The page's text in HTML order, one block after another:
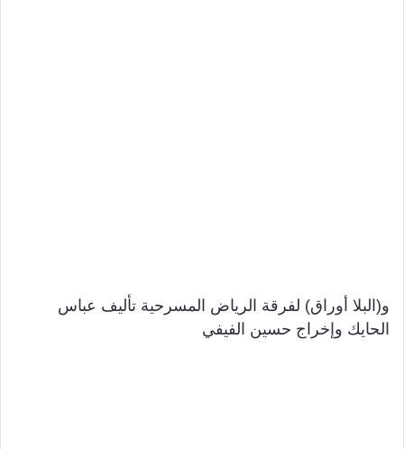
و(البلا أوراق) لفرقة الرياض المسرحية تأليف عباس
الحايك وإخراج حسين الفيفي